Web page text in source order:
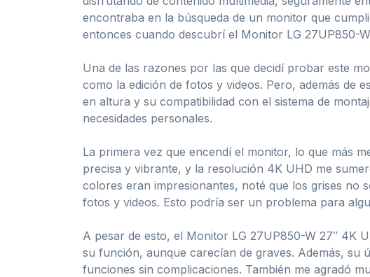
encontraba en la búsqueda de un monitor que
entonces cuando descubrí el Monitor LG 27UP850-
Una de las razones por las que decidí probar este
como la edición de fotos y videos. Pero, además de
en altura y su compatibilidad con el sistema de
necesidades personales.
La primera vez que encendí el monitor, lo que más
precisa y vibrante, y la resolución 4K UHD me
colores eran impresionantes, noté que los grises no
fotos y videos. Esto podría ser un problema para
A pesar de esto, el Monitor LG 27UP850-W 27″ 4K
su función, aunque carecían de graves. Además, su
funciones sin complicaciones. También me agradó